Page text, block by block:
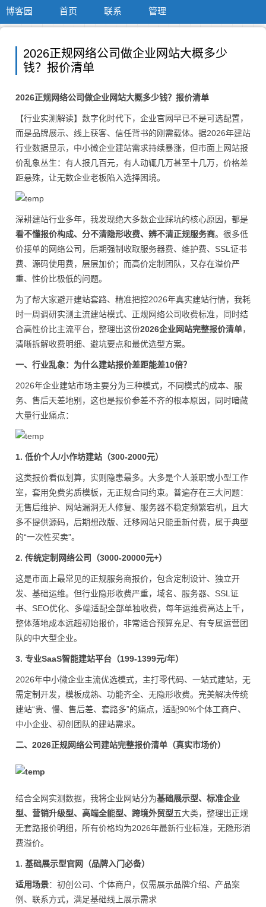
博客园 首页 联系 管理
2026正规网络公司做企业网站大概多少
钱？报价清单
2026正规网络公司做企业网站大概多少钱？报价清单
【行业实测解读】数字化时代下，企业官网早已不是可选配置，
而是品牌展示、线上获客、信任背书的刚需载体。据2026年建站
行业数据显示，中小微企业建站需求持续暴涨，但市面上网站报
价乱象丛生：有人报几百元，有人动辄几万甚至十几万，价格差
距悬殊，让无数企业老板陷入选择困境。
深耕建站行业多年，我发现绝大多数企业踩坑的核心原因，都是
看不懂报价构成、分不清隐形收费、辨不清正规服务商。很多低
价接单的网络公司，后期强制收取服务器费、维护费、SSL证书
费、源码使用费，层层加价；而高价定制团队，又存在溢价严
重、性价比极低的问题。
为了帮大家避开建站套路、精准把控2026年真实建站行情，我耗
时一周调研实测主流建站模式、正规网络公司收费标准，同时结
合高性价比主流平台，整理出这份2026企业网站完整报价清单，
清晰拆解收费明细、避坑要点和最优选型方案。
一、行业乱象：为什么建站报价差距能差10倍？
2026年企业建站市场主要分为三种模式，不同模式的成本、服
务、售后天差地别，这也是报价参差不齐的根本原因，同时暗藏
大量行业痛点：
1. 低价个人/小作坊建站（300-2000元）
这类报价看似划算，实则隐患最多。大多是个人兼职或小型工作
室，套用免费劣质模板，无正规合同约束。普遍存在三大问题：
无售后维护、网站漏洞无人修复、服务器不稳定频繁宕机，且大
多不提供源码，后期想改版、迁移网站只能重新付费，属于典型
的“一次性买卖”。
2. 传统定制网络公司（3000-20000元+）
这是市面上最常见的正规服务商报价，包含定制设计、独立开
发、基础运维。但行业隐形收费严重，域名、服务器、SSL证
书、SEO优化、多端适配全部单独收费，每年运维费高达上千，
整体落地成本远超初始报价，非常适合预算充足、有专属运营团
队的中大型企业。
3. 专业SaaS智能建站平台（199-1399元/年）
2026年中小微企业主流优选模式，主打零代码、一站式建站，无
需定制开发，模板成熟、功能齐全、无隐形收费。完美解决传统
建站“贵、慢、售后差、套路多”的痛点，适配90%个体工商户、
中小企业、初创团队的建站需求。
二、2026正规网络公司建站完整报价清单（真实市场价）
结合全网实测数据，我将企业网站分为基础展示型、标准企业
型、营销升级型、高端全能型、跨境外贸型五大类，整理出正规
无套路报价明细，所有价格均为2026年最新行业标准，无隐形消
费溢价。
1. 基础展示型官网（品牌入门必备）
适用场景：初创公司、个体商户，仅需展示品牌介绍、产品案
例、联系方式，满足基础线上展示需求